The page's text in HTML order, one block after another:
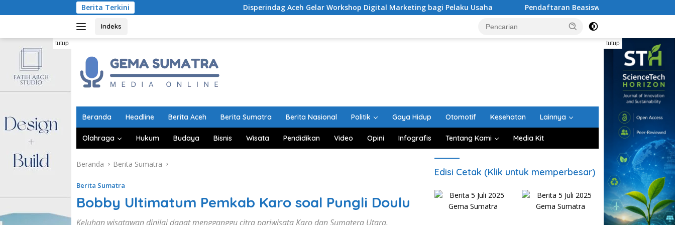
ke
Berita Terkini Disperindag Aceh Gelar Workshop Digital Marketing bagi Pelaku Usaha Pendaftaran Beasiswa S-1 Guru PAUD Aceh Diperpanjang
Indeks
tutup tutup
Beranda Headline Berita Aceh Berita Sumatra Berita Nasional Politik Gaya Hidup Otomotif Kesehatan Lainnya
Olahraga Hukum Budaya Bisnis Wisata Pendidikan Video Opini Infografis Tentang Kami Media Kit
Beranda Berita Sumatra
Berita Sumatra
Bobby Ultimatum Pemkab Karo soal Pungli Doulu
Keluhan wisatawan dinilai dapat mengganggu citra pariwisata Karo dan Sumatera Utara.
Edisi Cetak (Klik untuk memperbesar)